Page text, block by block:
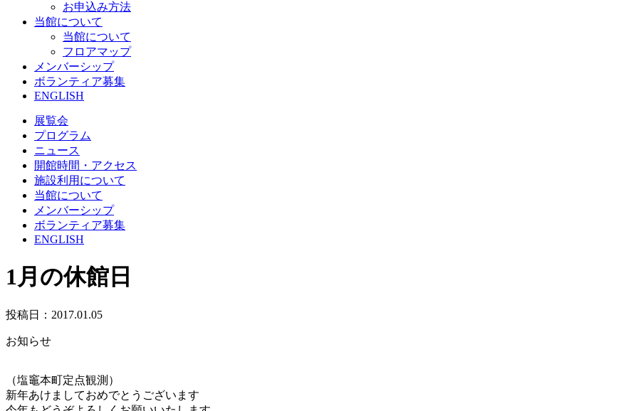
お申込み方法
当館について
当館について
フロアマップ
メンバーシップ
ボランティア募集
ENGLISH
展覧会
プログラム
ニュース
開館時間・アクセス
施設利用について
当館について
メンバーシップ
ボランティア募集
ENGLISH
1月の休館日
投稿日：2017.01.05
お知らせ
（塩竈本町定点観測）
新年あけましておめでとうございます